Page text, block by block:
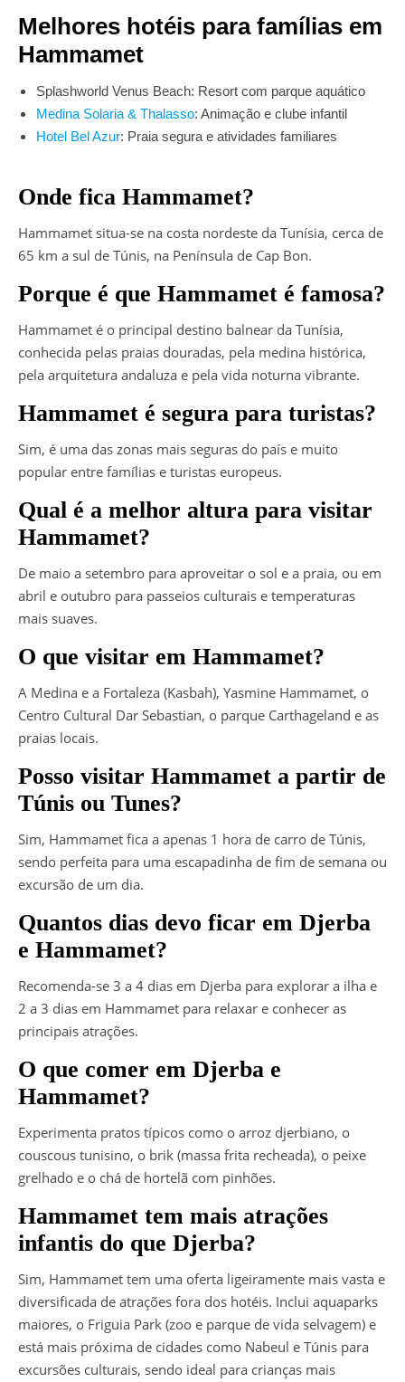
Melhores hotéis para famílias em
Hammamet
Splashworld Venus Beach: Resort com parque aquático
Medina Solaria & Thalasso: Animação e clube infantil
Hotel Bel Azur: Praia segura e atividades familiares
Onde fica Hammamet?
Hammamet situa-se na costa nordeste da Tunísia, cerca de
65 km a sul de Túnis, na Península de Cap Bon.
Porque é que Hammamet é famosa?
Hammamet é o principal destino balnear da Tunísia,
conhecida pelas praias douradas, pela medina histórica,
pela arquitetura andaluza e pela vida noturna vibrante.
Hammamet é segura para turistas?
Sim, é uma das zonas mais seguras do país e muito
popular entre famílias e turistas europeus.
Qual é a melhor altura para visitar
Hammamet?
De maio a setembro para aproveitar o sol e a praia, ou em
abril e outubro para passeios culturais e temperaturas
mais suaves.
O que visitar em Hammamet?
A Medina e a Fortaleza (Kasbah), Yasmine Hammamet, o
Centro Cultural Dar Sebastian, o parque Carthageland e as
praias locais.
Posso visitar Hammamet a partir de
Túnis ou Tunes?
Sim, Hammamet fica a apenas 1 hora de carro de Túnis,
sendo perfeita para uma escapadinha de fim de semana ou
excursão de um dia.
Quantos dias devo ficar em Djerba
e Hammamet?
Recomenda-se 3 a 4 dias em Djerba para explorar a ilha e
2 a 3 dias em Hammamet para relaxar e conhecer as
principais atrações.
O que comer em Djerba e
Hammamet?
Experimenta pratos típicos como o arroz djerbiano, o
couscous tunisino, o brik (massa frita recheada), o peixe
grelhado e o chá de hortelã com pinhões.
Hammamet tem mais atrações
infantis do que Djerba?
Sim, Hammamet tem uma oferta ligeiramente mais vasta e
diversificada de atrações fora dos hotéis. Inclui aquaparks
maiores, o Friguia Park (zoo e parque de vida selvagem) e
está mais próxima de cidades como Nabeul e Túnis para
excursões culturais, sendo ideal para crianças mais